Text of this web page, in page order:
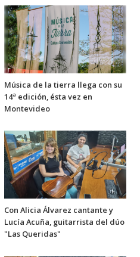
Música de la tierra llega con su
14ª edición, ésta vez en
Montevideo
Con Alicia Álvarez cantante y
Lucía Acuña, guitarrista del dúo
"Las Queridas"